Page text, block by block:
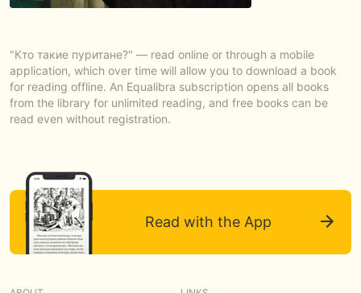
"Кто такие пуритане?" — read online or through a mobile
application, which over time will allow you to download a book
for reading offline. An Equalibra subscription opens all books
from the library for unlimited reading, and free books can be
read even without registration.
Read with the App